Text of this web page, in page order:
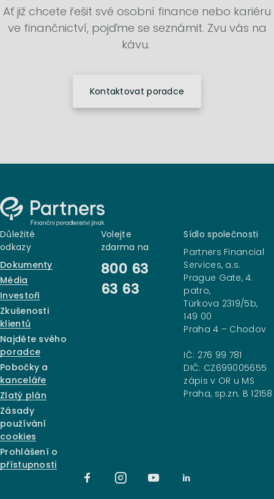
Ať již chcete řešit své osobní finance nebo kariéru
ve finančnictví, pojďme se seznámit. Zvu vás na
kávu.
Kontaktovat poradce
Důležité
odkazy
Dokumenty
Média
Investoři
Zkušenosti
klientů
Najděte svého
poradce
Pobočky a
kanceláře
Zlatý plán
Zásady
používání
cookies
Prohlášení o
přístupnosti
Volejte
zdarma na
800 63
63 63
Sídlo společnosti
Partners Financial
Services, a.s.
Prague Gate, 4.
patro,
Türkova 2319/5b,
149 00
Praha 4 – Chodov
IČ: 276 99 781
DIČ: CZ699005655
zápis v OR u MS
Praha, sp.zn. B 12158